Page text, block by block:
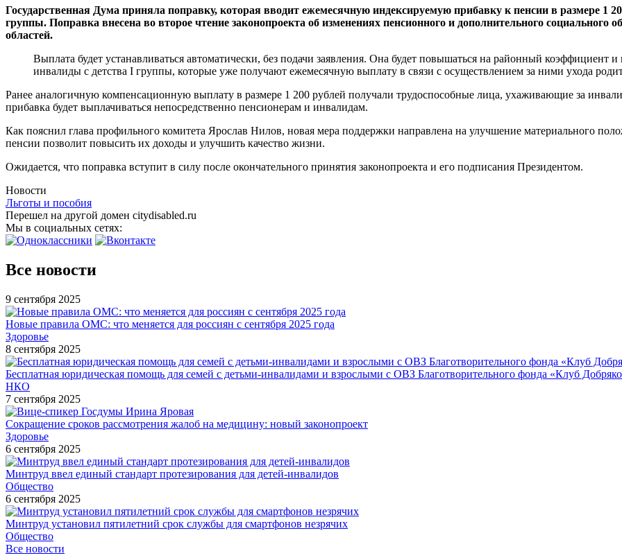
Государственная Дума приняла поправку, которая вводит ежемесячную индексируемую прибавку к пенсии в размере 1
группы. Поправка внесена во второе чтение законопроекта об изменениях пенсионного и дополнительного
областей.
Выплата будет устанавливаться автоматически, без подачи заявления. Она будет повышаться на районный коэффициент
инвалиды с детства I группы, которые уже получают ежемесячную выплату в связи с осуществлением за ними ухода
Ранее аналогичную компенсационную выплату в размере 1 200 рублей получали трудоспособные лица, ухаживающие за
прибавка будет выплачиваться непосредственно пенсионерам и инвалидам.
Как пояснил глава профильного комитета Ярослав Нилов, новая мера поддержки направлена на улучшение материального
пенсии позволит повысить их доходы и улучшить качество жизни.
Ожидается, что поправка вступит в силу после окончательного принятия законопроекта и его подписания Президентом.
Новости
Льготы и пособия
Перешел на другой домен citydisabled.ru
Мы в социальных сетях:
Все новости
9 сентября 2025
Новые правила ОМС: что меняется для россиян с сентября 2025 года
Здоровье
8 сентября 2025
Бесплатная юридическая помощь для семей с детьми-инвалидами и взрослыми с ОВЗ Благотворительного фонда «Клуб
НКО
7 сентября 2025
Сокращение сроков рассмотрения жалоб на медицину: новый законопроект
Здоровье
6 сентября 2025
Минтруд ввел единый стандарт протезирования для детей-инвалидов
Общество
6 сентября 2025
Минтруд установил пятилетний срок службы для смартфонов незрячих
Общество
Все новости